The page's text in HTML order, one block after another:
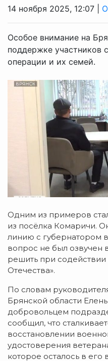
14 ноября 2025, 12:07 |
Особое внимание на
поддержке участников
операции и их семей.
Одним из примеров
из посёлка Комаричи.
линию с губернатором
вопрос не был озвучен
решить при
Отечества».
По словам
Брянской области
добровольцем
сообщил, что
восстановлении
удостоверения
которое осталось в